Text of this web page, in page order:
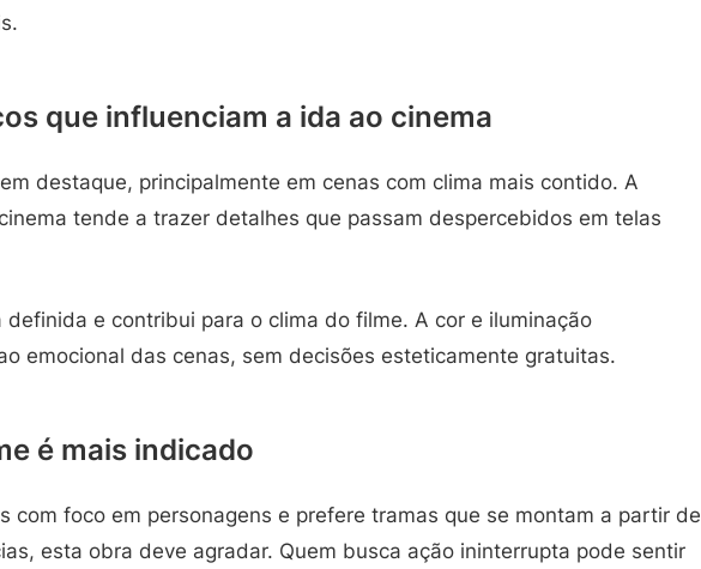
que influenciam a ida ao cinema
destaque, principalmente em cenas com clima mais contido. A
tende a trazer detalhes que passam despercebidos em telas
e contribui para o clima do filme. A cor e iluminação
emocional das cenas, sem decisões esteticamente gratuitas.
é mais indicado
com foco em personagens e prefere tramas que se montam a partir de
esta obra deve agradar. Quem busca ação ininterrupta pode sentir